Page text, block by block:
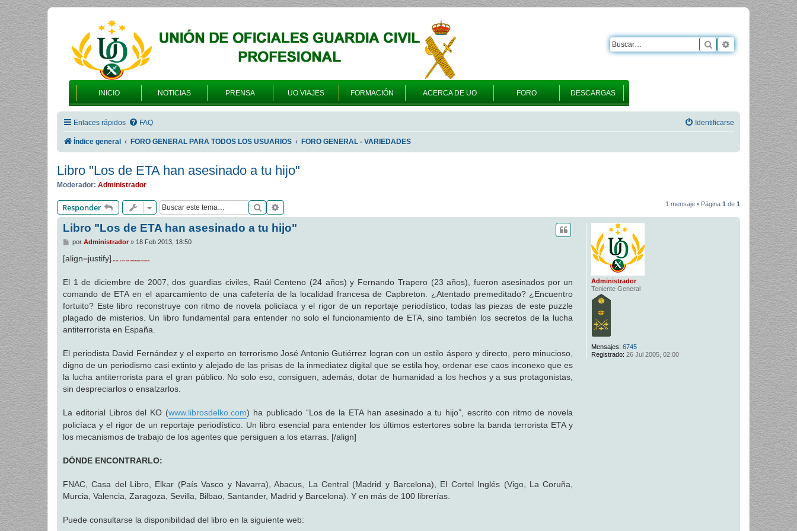
INICIO NOTICIAS PRENSA UO VIAJES FORMACIÓN ACERCA DE UO FORO DESCARGAS
Buscar Búsqueda
Enlaces rápidos FAQ Identificarse
Índice general FORO GENERAL PARA TODOS LOS USUARIOS FORO GENERAL - VARIEDADES
Libro "Los de ETA han asesinado a tu hijo"
Moderador: Administrador
Responder Buscar 1 mensaje • Página 1 de 1
Administrador
Teniente General
Mensajes: 6745
Registrado: 26 Jul 2005, 02:00
Libro "Los de ETA han asesinado a tu hijo"
M
n
j
e
por Administrador» 18 Feb 2013, 18:50
[align=justify] LOS DE LA ETA HAN ASESINADO A TU HIJO
El 1 de diciembre de 2007, dos guardias civiles, Raúl Centeno (24 años) y Fernando Trapero (23 años), fueron asesinados por un
comando de ETA en el aparcamiento de una cafetería de la localidad francesa de Capbreton. ¿Atentado premeditado? ¿Encuentro
fortuito? Este libro reconstruye con ritmo de novela policíaca y el rigor de un reportaje periodístico, todas las piezas de este puzzle
plagado de misterios. Un libro fundamental para entender no solo el funcionamiento de ETA, sino también los secretos de la lucha
antiterrorista en España.
El periodista David Fernández y el experto en terrorismo José Antonio Gutiérrez logran con un estilo áspero y directo, pero minucioso,
digno de un periodismo casi extinto y alejado de las prisas de la inmediatez digital que se estila hoy, ordenar ese caos inconexo que es
la lucha antiterrorista para el gran público. No solo eso, consiguen, además, dotar de humanidad a los hechos y a sus protagonistas,
sin despreciarlos o ensalzarlos.
La editorial Libros del KO (www.librosdelko.com) ha publicado “Los de la ETA han asesinado a tu hijo”, escrito con ritmo de novela
policíaca y el rigor de un reportaje periodístico. Un libro esencial para entender los últimos estertores sobre la banda terrorista ETA y
los mecanismos de trabajo de los agentes que persiguen a los etarras. [/align]
DÓNDE ENCONTRARLO:
FNAC, Casa del Libro, Elkar (País Vasco y Navarra), Abacus, La Central (Madrid y Barcelona), El Cortel Inglés (Vigo, La Coruña,
Murcia, Valencia, Zaragoza, Sevilla, Bilbao, Santander, Madrid y Barcelona). Y en más de 100 librerías.
Puede consultarse la disponibilidad del libro en la siguiente web: